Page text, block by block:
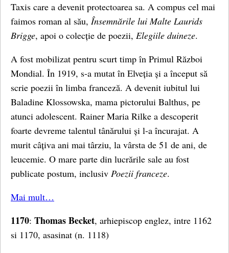
Taxis care a devenit protectoarea sa. A compus cel mai
faimos roman al său, Însemnările lui Malte Laurids
Brigge, apoi o colecție de poezii, Elegiile duineze.
A fost mobilizat pentru scurt timp în Primul Război
Mondial. În 1919, s-a mutat în Elveția și a început să
scrie poezii în limba franceză. A devenit iubitul lui
Baladine Klossowska, mama pictorului Balthus, pe
atunci adolescent. Rainer Maria Rilke a descoperit
foarte devreme talentul tânărului și l-a încurajat. A
murit câțiva ani mai târziu, la vârsta de 51 de ani, de
leucemie. O mare parte din lucrările sale au fost
publicate postum, inclusiv Poezii franceze.
Mai mult…
1170: Thomas Becket, arhiepiscop englez, intre 1162
si 1170, asasinat (n. 1118)